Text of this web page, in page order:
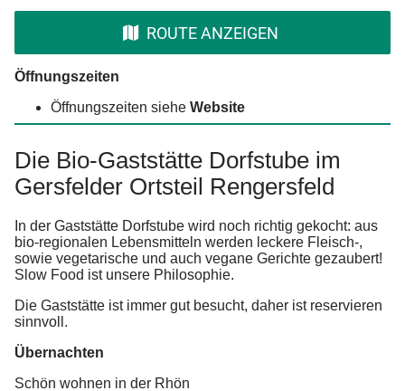
ROUTE ANZEIGEN
Öffnungszeiten
Öffnungszeiten siehe Website
Die Bio-Gaststätte Dorfstube im
Gersfelder Ortsteil Rengersfeld
In der Gaststätte Dorfstube wird noch richtig gekocht: aus
bio-regionalen Lebensmitteln werden leckere Fleisch-,
sowie vegetarische und auch vegane Gerichte gezaubert!
Slow Food ist unsere Philosophie.
Die Gaststätte ist immer gut besucht, daher ist reservieren
sinnvoll.
Übernachten
Schön wohnen in der Rhön